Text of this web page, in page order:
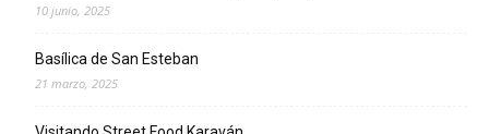
10 junio, 2025
Basílica de San Esteban
21 marzo, 2025